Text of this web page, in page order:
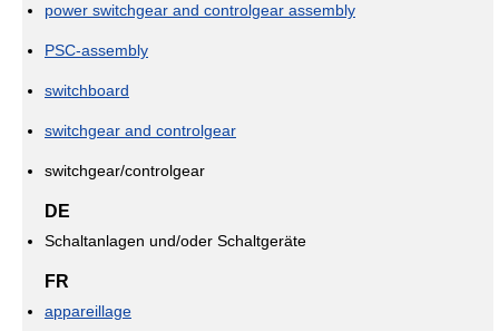
power switchgear and controlgear assembly
PSC-assembly
switchboard
switchgear and controlgear
switchgear/controlgear
DE
Schaltanlagen und/oder Schaltgeräte
FR
appareillage